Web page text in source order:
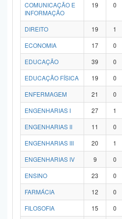
COMUNICAÇÃO E
INFORMAÇÃO
19 0
DIREITO 19 1
ECONOMIA
17 0
EDUCAÇÃO
39 0
EDUCAÇÃO FÍSICA
19 0
ENFERMAGEM
21 0
ENGENHARIAS I
27 1
ENGENHARIAS II
11 0
ENGENHARIAS III
20 1
ENGENHARIAS IV
9 0
ENSINO
23 0
FARMÁCIA
12 0
FILOSOFIA
15 0